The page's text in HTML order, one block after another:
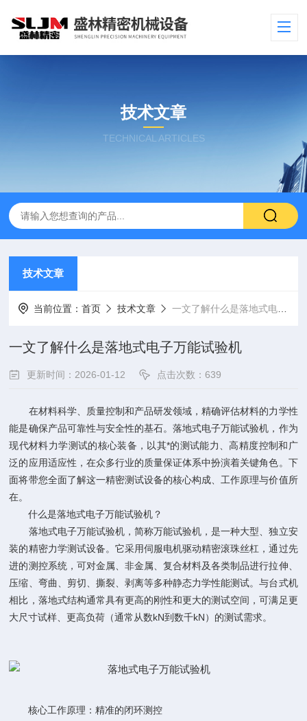
技术文章
TECHNICAL ARTICLES
技术文章
当前位置：首页 技术文章 一文了解什么是落地式电子万能试验机
一文了解什么是落地式电子万能试验机
更新时间：2026-01-12 点击次数：639
在材料科学、质量控制和产品研发领域，精确评估材料的力学性
能是确保产品可靠性与安全性的基石。落地式电子万能试验机，作为
现代材料力学测试的核心装备，以其*的测试能力、高精度控制和广
泛的应用适应性，在众多行业的质量保证体系中扮演着关键角色。下
面将带您全面了解这一精密测试设备的核心构成、工作原理与价值所
在。
什么是落地式电子万能试验机？
落地式电子万能试验机，简称万能试验机，是一种大型、独立安
装的精密力学测试设备。它采用伺服电机驱动精密滚珠丝杠，通过先
进的测控系统，可对金属、非金属、复合材料及各类制品进行拉伸、
压缩、弯曲、剪切、撕裂、剥离等多种静态力学性能测试。与台式机
相比，落地式结构通常具有更高的刚性和更大的测试空间，可满足更
大尺寸试样、更高负荷（通常从数kN到数千kN）的测试需求。
核心工作原理：精准的闭环测控